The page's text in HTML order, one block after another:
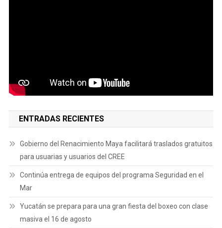
ENTRADAS RECIENTES
Gobierno del Renacimiento Maya facilitará traslados gratuitos
para usuarias y usuarios del CREE
Continúa entrega de equipos del programa Seguridad en el
Mar
Yucatán se prepara para una gran fiesta del boxeo con clase
masiva el 16 de agosto